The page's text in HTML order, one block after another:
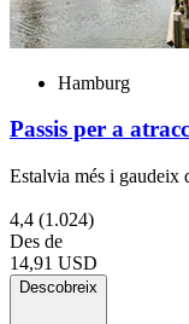
Hamburg
Passis per a
Estalvia més i gaudeix
4,4 (1.024)
Des de
14,91 USD
Descobreix